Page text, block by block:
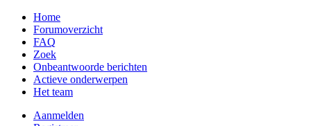
Home
Forumoverzicht
FAQ
Zoek
Onbeantwoorde berichten
Actieve onderwerpen
Het team
Aanmelden